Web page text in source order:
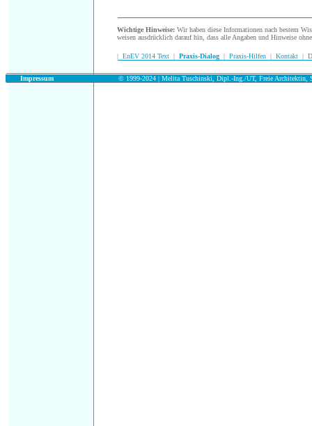
Wichtige Hinweise: Wir haben diese Informationen nach bestem
weisen ausdrücklich darauf hin, dass alle Angaben und Hinweise
| EnEV 2014 Text | Praxis-Dialog | Praxis-Hilfen | Kontakt |
Impressum © 1999-2024 | Melita Tuschinski, Dipl.-Ing./UT, Freie Architektin,